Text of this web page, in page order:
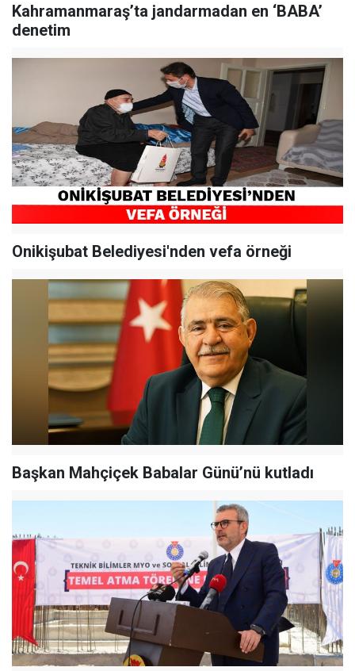
Kahramanmaraş’ta jandarmadan en ‘BABA’
denetim
Onikişubat Belediyesi'nden vefa örneği
Başkan Mahçiçek Babalar Günü’nü kutladı